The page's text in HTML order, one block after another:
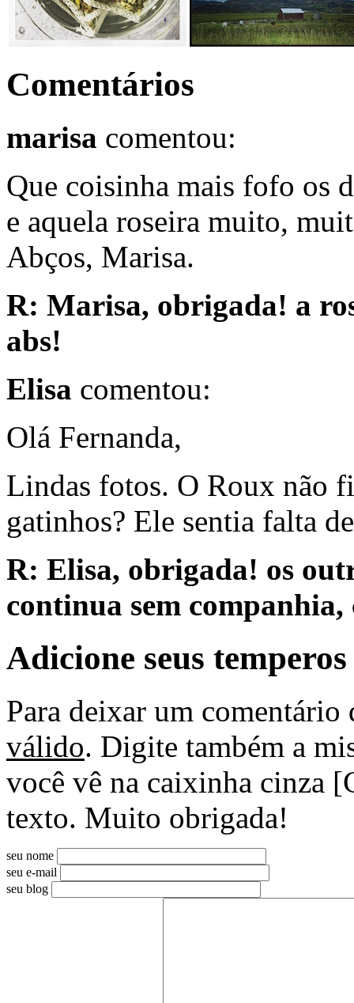
Comentários
marisa comentou:
Que coisinha mais fofo os
e aquela roseira muito,
Abços, Marisa.
R: Marisa, obrigada! a
abs!
Elisa comentou:
Olá Fernanda,
Lindas fotos. O Roux não
gatinhos? Ele sentia falta
R: Elisa, obrigada! os
continua sem
Adicione seus temperos
Para deixar um
válido. Digite também a
você vê na caixinha cinza
texto. Muito obrigada!
seu nome
seu e-mail
seu blog